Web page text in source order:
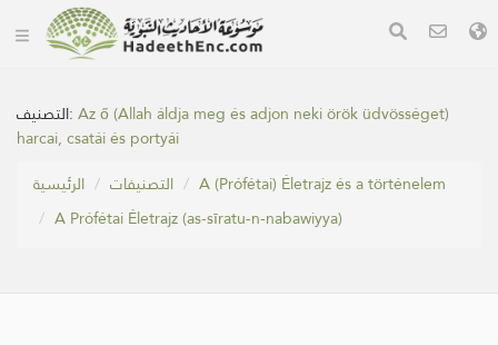
التصنيف:Az ő (Allah áldja meg és adjon neki örök üdvösséget)
harcai, csatái és portyái
الرئيسية
التصنيفات
A (Prófétai) Életrajz és a történelem
A Prófétai Életrajz (as-sīratu-n-nabawiyya)